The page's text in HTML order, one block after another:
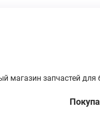
магазин запчастей для